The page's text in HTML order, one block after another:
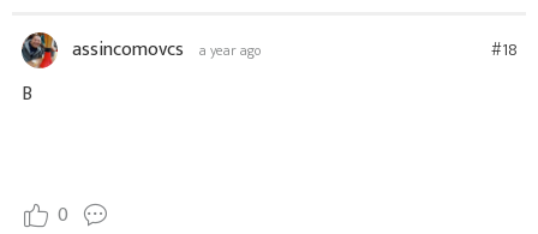
assincomovcs a year ago #18
B
0